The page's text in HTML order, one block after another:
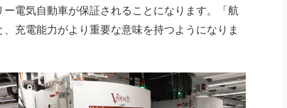
電気自動車が保証されることになります。「航
充電能力がより重要な意味を持つようになりま